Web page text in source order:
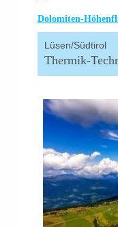
Dolomiten-
Lüsen/Südtirol
Thermik-